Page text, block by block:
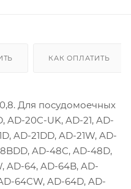
КАК ОПЛАТИТЬ
Для посудомоечных
AD-20C-UK, AD-21, AD-
AD-21DD, AD-21W, AD-
AD-48C, AD-48D,
AD-64, AD-64B, AD-
64CW, AD-64D, AD-